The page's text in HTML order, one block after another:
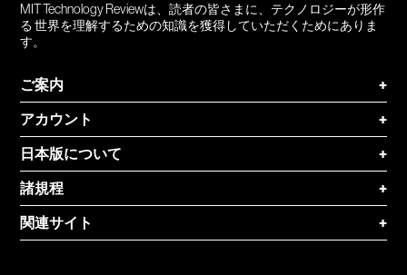
MIT Technology Reviewは、読者の皆さまに、テクノロジーが形作
る 世界を理解するための知識を獲得していただくためにありま
す。
ご案内
+
アカウント
+
日本版について
+
諸規程
+
関連サイト
+